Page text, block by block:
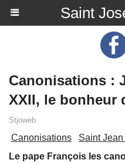
Saint
Canonisations :
XXII, le bonheur
Stjoweb
Canonisations Saint Jean
Le pape François les